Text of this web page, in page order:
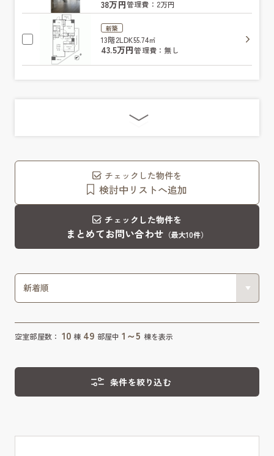
38万円管理費：2万円
新築
13階2LDK55.74㎡
43.5万円管理費：無し
チェックした物件を
検討中リストへ追加
チェックした物件を
まとめてお問い合わせ （最大10件）
空室部屋数： 10 棟 49 部屋中 1～5 棟を表示
条件を絞り込む